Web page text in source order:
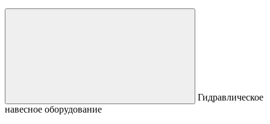
Гидравлическое
навесное оборудование